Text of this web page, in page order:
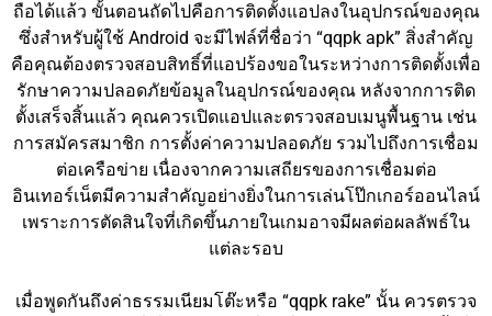
ถือได้แล้ว ขั้นตอนถัดไปคือการติดตั้งแอปลงในอุปกรณ์ของคุณ
ซึ่งสำหรับผู้ใช้ Android จะมีไฟล์ที่ชื่อว่า “qqpk apk” สิ่งสำคัญ
คือคุณต้องตรวจสอบสิทธิ์ที่แอปร้องขอในระหว่างการติดตั้งเพื่อ
รักษาความปลอดภัยข้อมูลในอุปกรณ์ของคุณ หลังจากการติด
ตั้งเสร็จสิ้นแล้ว คุณควรเปิดแอปและตรวจสอบเมนูพื้นฐาน เช่น
การสมัครสมาชิก การตั้งค่าความปลอดภัย รวมไปถึงการเชื่อม
ต่อเครือข่าย เนื่องจากความเสถียรของการเชื่อมต่อ
อินเทอร์เน็ตมีความสำคัญอย่างยิ่งในการเล่นโป๊กเกอร์ออนไลน์
เพราะการตัดสินใจที่เกิดขึ้นภายในเกมอาจมีผลต่อผลลัพธ์ใน
แต่ละรอบ
เมื่อพูดกันถึงค่าธรรมเนียมโต๊ะหรือ “qqpk rake” นั้น ควรตรวจ